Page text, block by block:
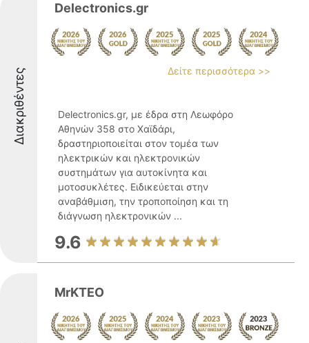
Διακριθέντες
Delectronics.gr
Δείτε περισσότερα >>
Delectronics.gr, με έδρα στη Λεωφόρο
Αθηνών 358 στο Χαϊδάρι,
δραστηριοποιείται στον τομέα των
ηλεκτρικών και ηλεκτρονικών
συστημάτων για αυτοκίνητα και
μοτοσυκλέτες. Ειδικεύεται στην
αναβάθμιση, την τροποποίηση και τη
διάγνωση ηλεκτρονικών ...
9.6
MrKTEO